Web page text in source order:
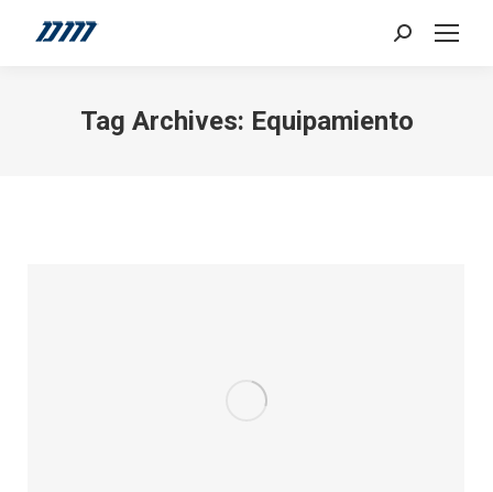
Search:
Tag Archives: Equipamiento